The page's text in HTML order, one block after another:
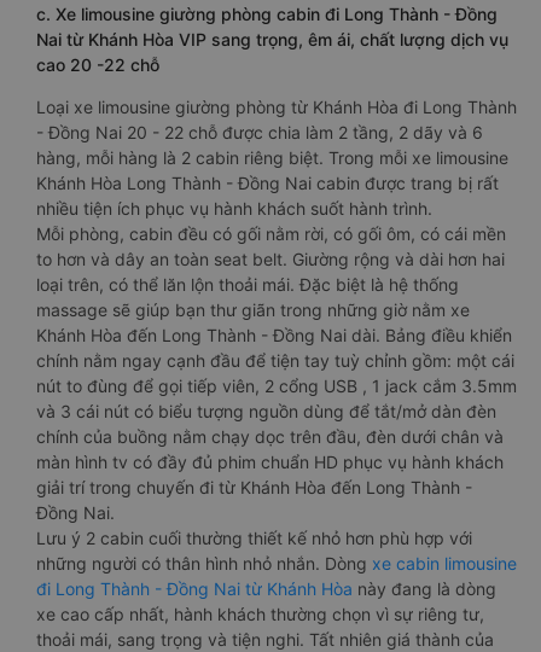
c. Xe limousine giường phòng cabin đi Long Thành - Đồng
Nai từ Khánh Hòa VIP sang trọng, êm ái, chất lượng dịch vụ
cao 20 -22 chỗ
Loại xe limousine giường phòng từ Khánh Hòa đi Long Thành
- Đồng Nai 20 - 22 chỗ được chia làm 2 tầng, 2 dãy và 6
hàng, mỗi hàng là 2 cabin riêng biệt. Trong mỗi xe limousine
Khánh Hòa Long Thành - Đồng Nai cabin được trang bị rất
nhiều tiện ích phục vụ hành khách suốt hành trình.
Mỗi phòng, cabin đều có gối nằm rời, có gối ôm, có cái mền
to hơn và dây an toàn seat belt. Giường rộng và dài hơn hai
loại trên, có thể lăn lộn thoải mái. Đặc biệt là hệ thống
massage sẽ giúp bạn thư giãn trong những giờ nằm xe
Khánh Hòa đến Long Thành - Đồng Nai dài. Bảng điều khiển
chính nằm ngay cạnh đầu để tiện tay tuỳ chỉnh gồm: một cái
nút to đùng để gọi tiếp viên, 2 cổng USB , 1 jack cắm 3.5mm
và 3 cái nút có biểu tượng nguồn dùng để tắt/mở dàn đèn
chính của buồng nằm chạy dọc trên đầu, đèn dưới chân và
màn hình tv có đầy đủ phim chuẩn HD phục vụ hành khách
giải trí trong chuyến đi từ Khánh Hòa đến Long Thành -
Đồng Nai.
Lưu ý 2 cabin cuối thường thiết kế nhỏ hơn phù hợp với
những người có thân hình nhỏ nhắn. Dòng xe cabin limousine
đi Long Thành - Đồng Nai từ Khánh Hòa này đang là dòng
xe cao cấp nhất, hành khách thường chọn vì sự riêng tư,
thoải mái, sang trọng và tiện nghi. Tất nhiên giá thành của